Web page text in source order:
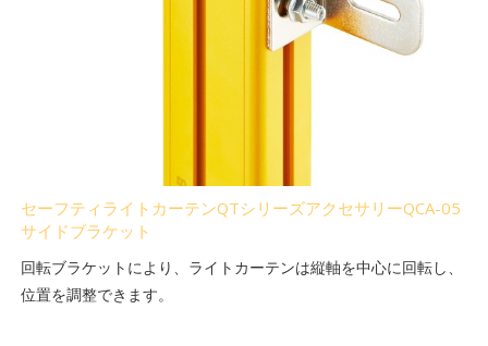
セーフティライトカーテンQTシリーズアクセサリーQCA-05
サイドブラケット
回転ブラケットにより、ライトカーテンは縦軸を中心に回転し、
位置を調整できます。